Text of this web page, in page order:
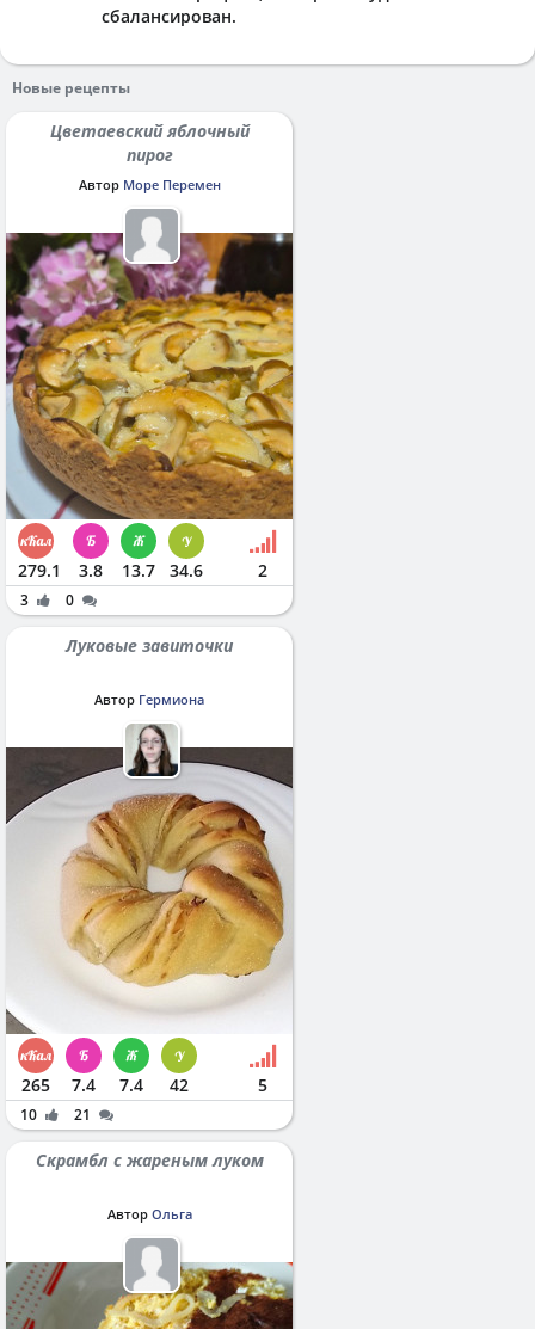
сбалансирован.
Новые рецепты
Цветаевский яблочный
пирог
Автор Море Перемен
279.1 3.8 13.7 34.6 2
3 0
Луковые завиточки
Автор Гермиона
265 7.4 7.4 42 5
10 21
Скрамбл с жареным луком
Автор Ольга